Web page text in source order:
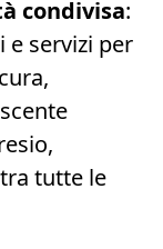
condivisa:
e servizi per
tutte le